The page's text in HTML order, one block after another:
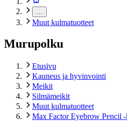
Muut kulmatuotteet
Murupolku
Etusivu
Kauneus ja hyvinvointi
Meikit
Silmämeikit
Muut kulmatuotteet
Max Factor Eyebrow Pencil